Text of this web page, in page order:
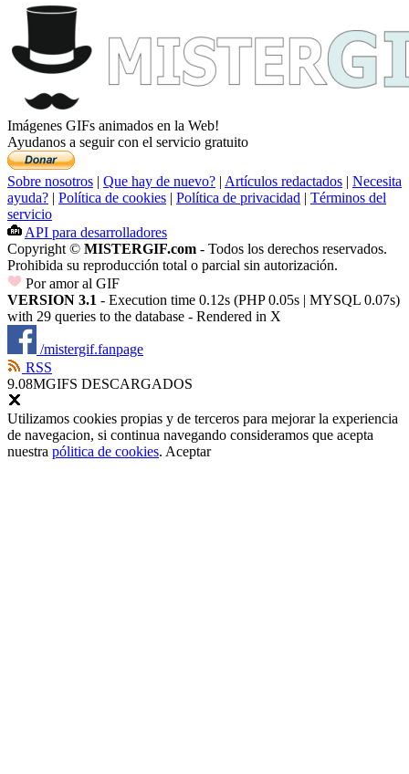
Imágenes GIFs animados en la Web!
Ayudanos a seguir con el servicio gratuito
Sobre nosotros | Que hay de nuevo? | Artículos redactados | Necesita
ayuda? | Política de cookies | Política de privacidad | Términos del
servicio
API para desarrolladores
Copyright © MISTERGIF.com - Todos los derechos reservados.
Prohibida su reproducción total o parcial sin autorización.
Por amor al GIF
VERSION 3.1 - Execution time 0.12s (PHP 0.05s | MYSQL 0.07s)
with 29 queries to the database - Rendered in X
/mistergif.fanpage
RSS
9.08MGIFS DESCARGADOS
Utilizamos cookies propias y de terceros para mejorar la experiencia
de navegacion, si continua navegando consideramos que acepta
nuestra pólitica de cookies. Aceptar